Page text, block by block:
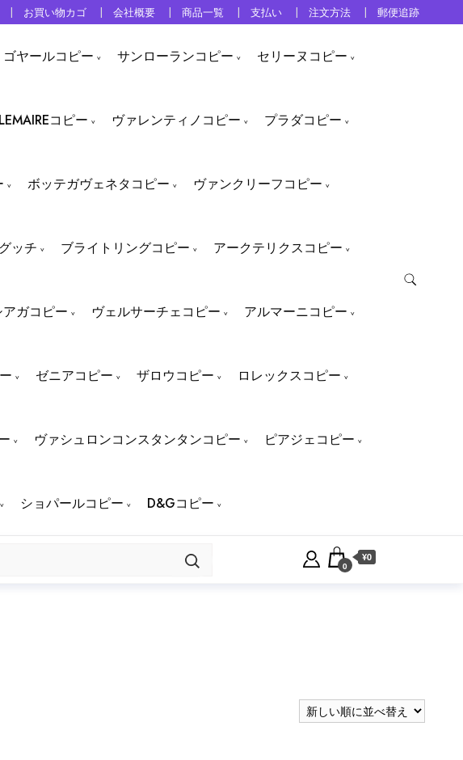
お買い物カゴ 会社概要 商品一覧 支払い 注文方法 郵便追跡
ゴヤールコピー サンローランコピー セリーヌコピー
LEMAIREコピー ヴァレンティノコピー プラダコピー
ボッテガヴェネタコピー ヴァンクリーフコピー
グッチ ブライトリングコピー アークテリクスコピー
ガコピー ヴェルサーチェコピー アルマーニコピー
ゼニアコピー ザロウコピー ロレックスコピー
ヴァシュロンコンスタンタンコピー ピアジェコピー
ショパールコピー D&Gコピー
0
¥0